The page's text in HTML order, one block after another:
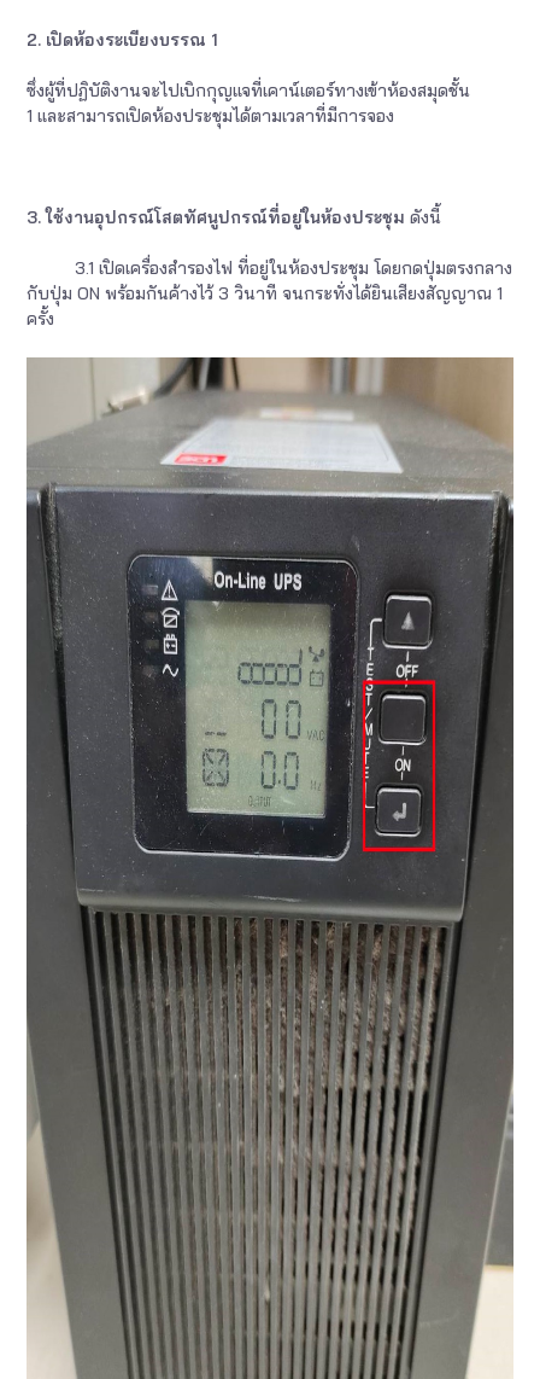
2. เปิดห้องระเบียงบรรณ 1
ซึ่งผู้ที่ปฏิบัติงานจะไปเบิกกุญแจที่เคาน์เตอร์ทางเข้าห้องสมุดชั้น
1 และสามารถเปิดห้องประชุมได้ตามเวลาที่มีการจอง
3. ใช้งานอุปกรณ์โสตทัศนูปกรณ์ที่อยู่ในห้องประชุม ดังนี้
3.1 เปิดเครื่องสำรองไฟ ที่อยู่ในห้องประชุม โดยกดปุ่มตรงกลาง
กับปุ่ม ON พร้อมกันค้างไว้ 3 วินาที จนกระทั่งได้ยินเสียงสัญญาณ 1
ครั้ง